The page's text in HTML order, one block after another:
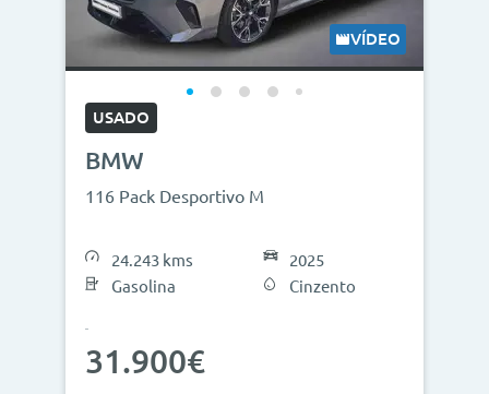
VÍDEO
USADO
BMW
116 Pack Desportivo M
24.243 kms
Gasolina
2025
Cinzento
31.900€